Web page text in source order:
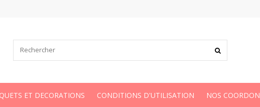
ET DECORATIONS CONDITIONS D'UTILISATION NOS